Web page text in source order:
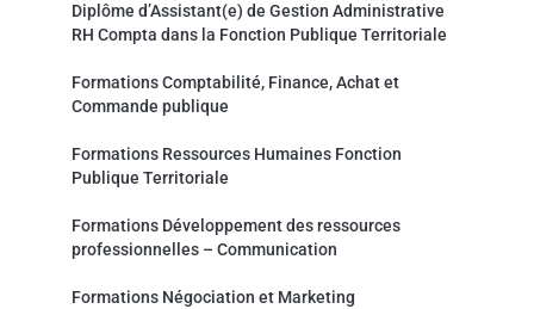
Diplôme d’Assistant(e) de Gestion Administrative
RH Compta dans la Fonction Publique Territoriale
Formations Comptabilité, Finance, Achat et
Commande publique
Formations Ressources Humaines Fonction
Publique Territoriale
Formations Développement des ressources
professionnelles – Communication
Formations Négociation et Marketing